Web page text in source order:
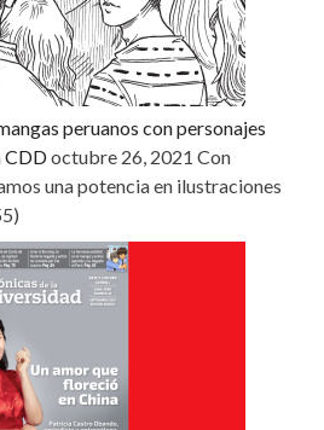
peruanos con personajes
CDDoctubre 26, 2021 Con
una potencia en ilustraciones